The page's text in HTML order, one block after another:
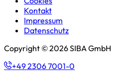
Kontakt
Impressum
Datenschutz
Copyright © 2026 SIBA GmbH
+49 2306 7001-0